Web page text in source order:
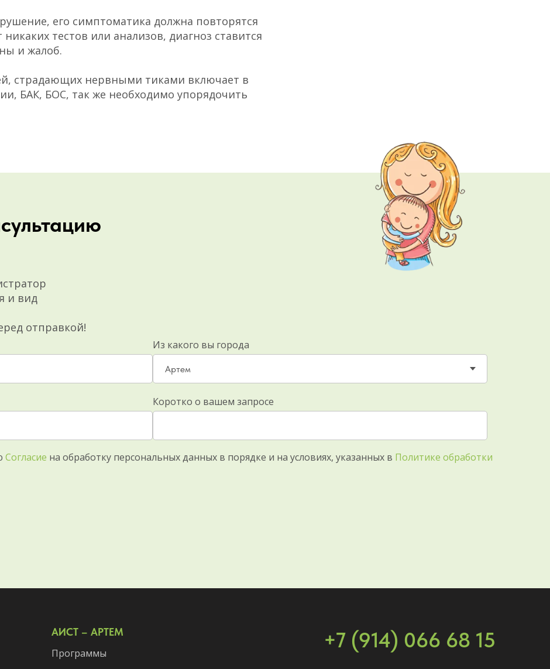
его симптоматика должна повторятся
тестов или анализов, диагноз ставится
и жалоб.
страдающих нервными тиками включает в
БАК, БОС, так же необходимо упорядочить
и вид
отправкой!
Из какого вы города
Коротко о вашем запросе
Согласие на обработку персональных данных в порядке и на условиях, указанных в Политике обработки
+7 (914) 066 68 15
АИСТ – АРТЕМ
Программы